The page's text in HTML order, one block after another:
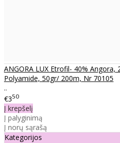
ANGORA LUX Etrofil- 40% Angora,
Polyamide, 50gr/ 200m, Nr 70105
..
€350
Į krepšelį
Į palyginimą
Į norų sąrašą
Kategorijos